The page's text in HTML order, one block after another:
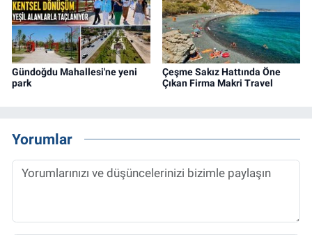
Gündoğdu Mahallesi'ne yeni
park
Çeşme Sakız Hattında Öne
Çıkan Firma Makri Travel
Yorumlar